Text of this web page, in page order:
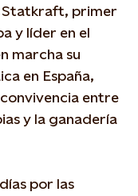
Statkraft, primer
y líder en el
marcha su
en España,
entre
y la ganadería
por las